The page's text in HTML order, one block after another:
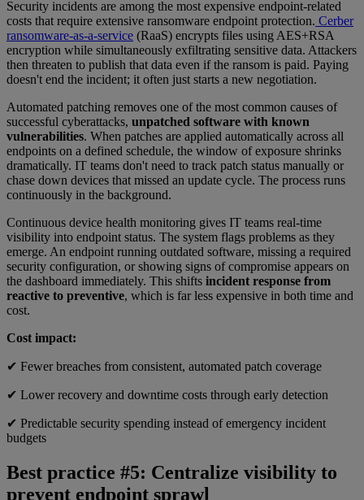
Security incidents are among the most expensive endpoint-related
costs that require extensive ransomware endpoint protection. Cerber
ransomware-as-a-service (RaaS) encrypts files using AES+RSA
encryption while simultaneously exfiltrating sensitive data. Attackers
then threaten to publish that data even if the ransom is paid. Paying
doesn't end the incident; it often just starts a new negotiation.
Automated patching removes one of the most common causes of
successful cyberattacks, unpatched software with known
vulnerabilities. When patches are applied automatically across all
endpoints on a defined schedule, the window of exposure shrinks
dramatically. IT teams don't need to track patch status manually or
chase down devices that missed an update cycle. The process runs
continuously in the background.
Continuous device health monitoring gives IT teams real-time
visibility into endpoint status. The system flags problems as they
emerge. An endpoint running outdated software, missing a required
security configuration, or showing signs of compromise appears on
the dashboard immediately. This shifts incident response from
reactive to preventive, which is far less expensive in both time and
cost.
Cost impact:
✔ Fewer breaches from consistent, automated patch coverage
✔ Lower recovery and downtime costs through early detection
✔ Predictable security spending instead of emergency incident
budgets
Best practice #5: Centralize visibility to
prevent endpoint sprawl